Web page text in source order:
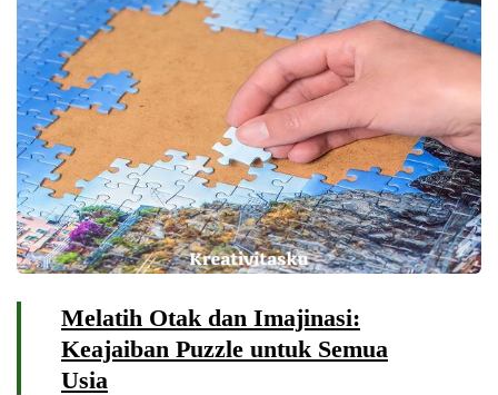
Melatih Otak dan Imajinasi:
Keajaiban Puzzle untuk Semua
Usia